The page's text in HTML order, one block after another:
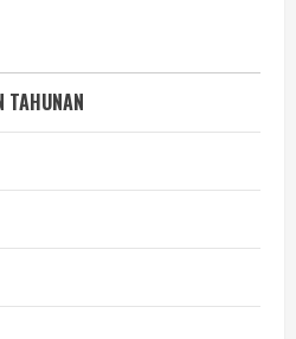
TAHUNAN